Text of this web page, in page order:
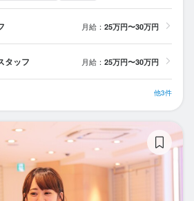
月給： 25万円〜30万円
タッフ 月給： 25万円〜30万円
他3件